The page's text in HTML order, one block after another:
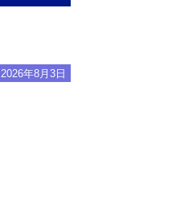
2026年8月3日